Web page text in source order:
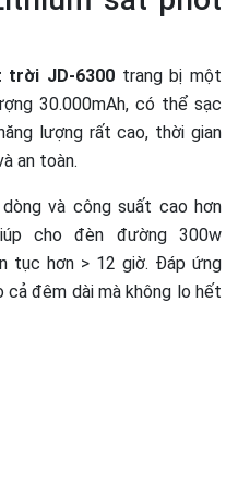
trời JD-6300 trang bị một
30.000mAh, có thể sạc
lượng rất cao, thời gian
an toàn.
và công suất cao hơn
cho đèn đường 300w
tục hơn > 12 giờ. Đáp ứng
cả đêm dài mà không lo hết